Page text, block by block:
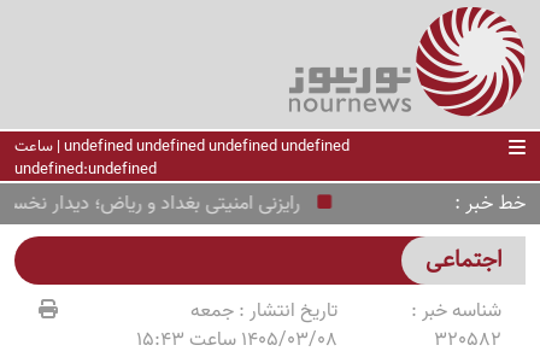
undefined undefined undefined undefined | ساعت
undefined:undefined
خط خبر رایزنی امنیتی بغداد و ریاض؛ دیدار
اجتماعی
شناسه خبر :
320582
تاریخ انتشار :جمعه
1405/03/08 ساعت 15:43